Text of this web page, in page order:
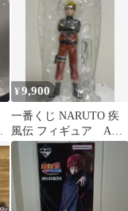
¥9,900
一番くじ NARUTO 疾
風伝 フィギュア A
賞 うずまきナルト